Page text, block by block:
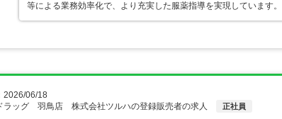
等による業務効率化で、より充実した服薬指導を実現しています
2026/06/18
ラッグ 羽鳥店 株式会社ツルハの登録販売者の求人
正社員